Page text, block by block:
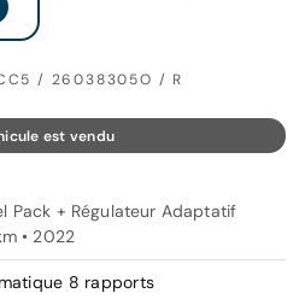
/ 26038305O / R
est vendu
Pack + Régulateur Adaptatif
• 2022
8 rapports